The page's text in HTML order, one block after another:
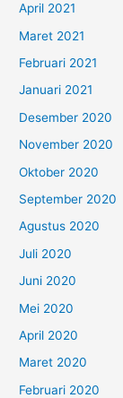
April 2021
Maret 2021
Februari 2021
Januari 2021
Desember 2020
November 2020
Oktober 2020
September 2020
Agustus 2020
Juli 2020
Juni 2020
Mei 2020
April 2020
Maret 2020
Februari 2020